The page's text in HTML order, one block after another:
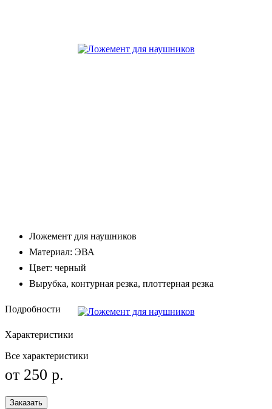
Ложемент для наушников
Материал: ЭВА
Цвет: черный
Вырубка, контурная резка, плоттерная резка
Подробности
Характеристики
Все характеристики
от 250 р.
Заказать